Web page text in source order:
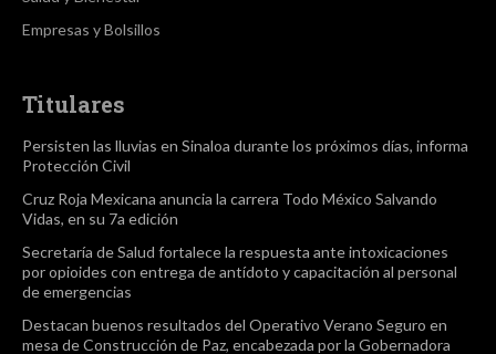
Empresas y Bolsillos
Titulares
Persisten las lluvias en Sinaloa durante los próximos días, informa
Protección Civil
Cruz Roja Mexicana anuncia la carrera Todo México Salvando
Vidas, en su 7a edición
Secretaría de Salud fortalece la respuesta ante intoxicaciones
por opioides con entrega de antídoto y capacitación al personal
de emergencias
Destacan buenos resultados del Operativo Verano Seguro en
mesa de Construcción de Paz, encabezada por la Gobernadora